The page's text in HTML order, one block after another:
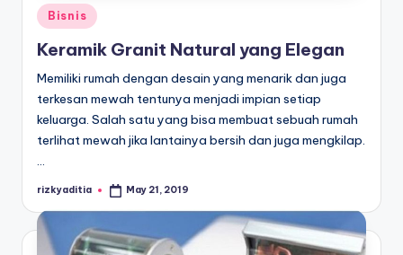
Posted
in
Bisnis
Keramik Granit Natural yang Elegan
Memiliki rumah dengan desain yang menarik dan juga
terkesan mewah tentunya menjadi impian setiap
keluarga. Salah satu yang bisa membuat sebuah rumah
terlihat mewah jika lantainya bersih dan juga mengkilap.
…
Posted
rizkyaditia May 21, 2019